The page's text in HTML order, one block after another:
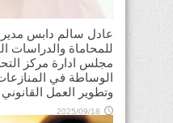
عادل سالم دابس مدير
للمحاماة والدراسات
مجلس ادارة مركز
الوساطة في
وتطوير العمل
2025/09/18